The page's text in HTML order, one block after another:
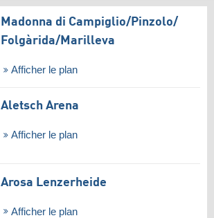
Madonna di Campiglio/​Pinzolo/​
Folgàrida/​Marilleva
Afficher le plan
Aletsch Arena
Afficher le plan
Arosa Lenzerheide
Afficher le plan